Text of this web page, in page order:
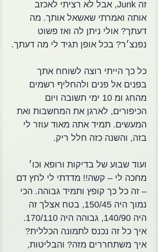
זה Junk, אבל לא רציתי לאכזב
אותה ואמרתי שאשאל אותך. מה
דעתך? אולי ניתן לה ואז פשוט
נפנצ׳ר? בכל אופן תגיד לי מה דעתך.
כל כך הייתי רוצה לשוחח אתך
בפנים אל פנים ולהחליף רשמים
מהחג ומ 10 ימי תשובה ויום
הכיפורים, לארגן את המחשבות ואת
המעשים. תמיד אתה מאוד עוזר לי
בזה, והשנה כזה חלל ריק.
ועוד שבוע של בדיקות ורופא וכו׳
מחכה לי – קשה!! מדדתי לי לחץ דם
– זה כל כך קופץ ותמיד גבוהה. הכי
נמוך היה 150/45, בטח אצלך זה
היה 140/90, גבוהה היה 170/110.
איך כל זה נכנס לתמונה הכללית?
איך משתחררים מזה? והבליטות,